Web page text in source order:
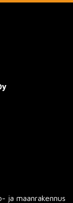
ja maanrakennus